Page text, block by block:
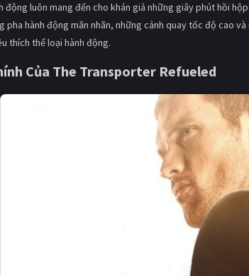
động luôn mang đến cho khán giả những giây phút hồi
pha hành động mãn nhãn, những cảnh quay tốc độ cao
thích thể loại hành động.
Của The Transporter Refueled